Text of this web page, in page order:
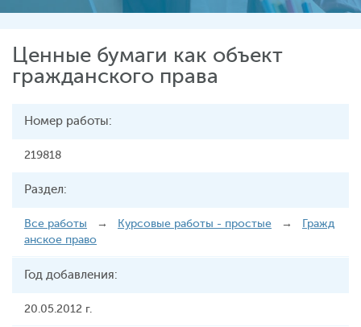
Ценные бумаги как объект
гражданского права
Номер работы:
219818
Раздел:
Все работы → Курсовые работы - простые →
Гражд
анское право
Год добавления:
20.05.2012 г.